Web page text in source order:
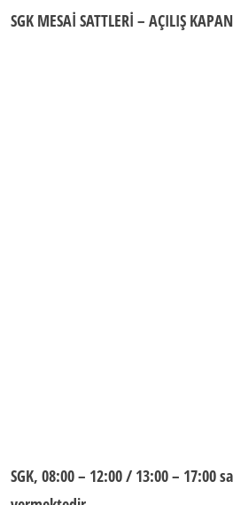
SGK MESAİ SATTLERİ – AÇILIŞ
SGK, 08:00 – 12:00 / 13:00 – 17:00